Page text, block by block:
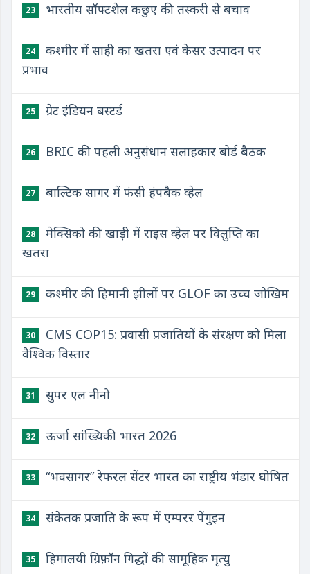
23 भारतीय सॉफ्टशेल कछुए की तस्करी से बचाव
24
कश्मीर में साही का खतरा एवं केसर उत्पादन पर
प्रभाव
25 ग्रेट इंडियन बस्टर्ड
26 BRIC की पहली अनुसंधान सलाहकार बोर्ड बैठक
27 बाल्टिक सागर में फंसी हंपबैक व्हेल
28
मेक्सिको की खाड़ी में राइस व्हेल पर विलुप्ति का
खतरा
29 कश्मीर की हिमानी झीलों पर GLOF का उच्च जोखिम
30
CMS COP15: प्रवासी प्रजातियों के संरक्षण को मिला
वैश्विक विस्तार
31 सुपर एल नीनो
32 ऊर्जा सांख्यिकी भारत 2026
33 “भवसागर” रेफरल सेंटर भारत का राष्ट्रीय भंडार घोषित
34 संकेतक प्रजाति के रूप में एम्परर पेंगुइन
35 हिमालयी ग्रिफ़ॉन गिद्धों की सामूहिक मृत्यु